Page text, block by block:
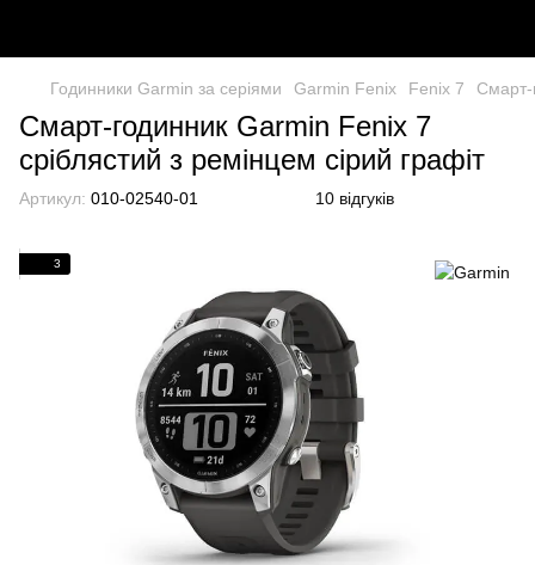
Годинники Garmin за серіями Garmin Fenix Fenix 7 Смарт-
Смарт-годинник Garmin Fenix 7
сріблястий з ремінцем сірий графіт
Артикул: 010-02540-01 10 відгуків
3